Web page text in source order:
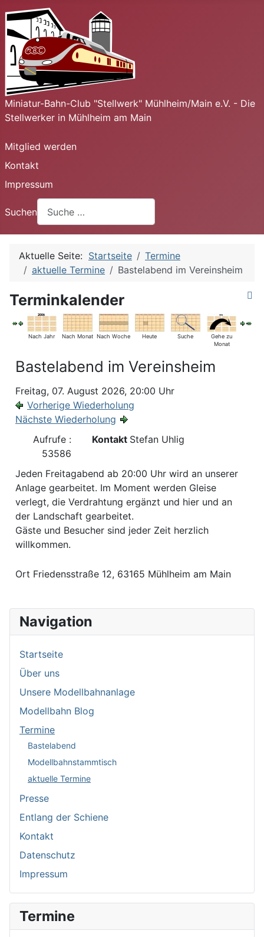
Miniatur-Bahn-Club "Stellwerk" Mühlheim/Main e.V. - Die
Stellwerker in Mühlheim am Main
Mitglied werden
Kontakt
Impressum
Suchen
Aktuelle Seite: Startseite
Termine
aktuelle Termine
Bastelabend im Vereinsheim
Terminkalender
Nach Jahr Nach Monat Nach Woche Heute Suche
Gehe zu
Monat
Bastelabend im Vereinsheim
Freitag, 07. August 2026, 20:00 Uhr
Vorherige Wiederholung
Nächste Wiederholung
Aufrufe :
53586
Kontakt Stefan Uhlig
Jeden Freitagabend ab 20:00 Uhr wird an unserer
Anlage gearbeitet. Im Moment werden Gleise
verlegt, die Verdrahtung ergänzt und hier und an
der Landschaft gearbeitet.
Gäste und Besucher sind jeder Zeit herzlich
willkommen.
Ort Friedensstraße 12, 63165 Mühlheim am Main
Navigation
Startseite
Über uns
Unsere Modellbahnanlage
Modellbahn Blog
Termine
Bastelabend
Modellbahnstammtisch
aktuelle Termine
Presse
Entlang der Schiene
Kontakt
Datenschutz
Impressum
Termine